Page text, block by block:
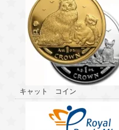
キャット コイン